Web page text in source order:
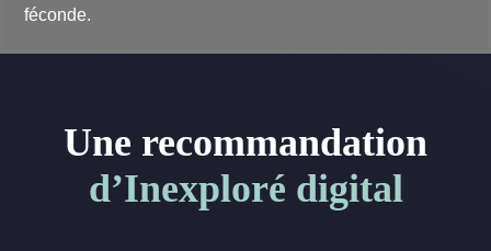
féconde.
Une recommandation
d’Inexploré digital